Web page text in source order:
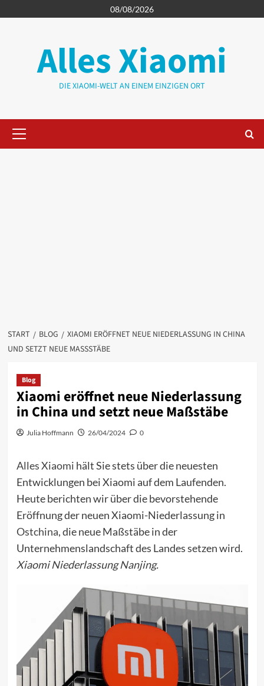
Inhalt
08/08/2026
Alles Xiaomi
DIE XIAOMI-WELT AN EINEM EINZIGEN ORT
Menü
START BLOG
XIAOMI ERÖFFNET NEUE NIEDERLASSUNG IN CHINA
UND SETZT NEUE MASSSTÄBE
Blog
Xiaomi eröffnet neue Niederlassung
in China und setzt neue Maßstäbe
Julia Hoffmann 26/04/2024 0
Alles Xiaomi hält Sie stets über die neuesten
Entwicklungen bei Xiaomi auf dem Laufenden.
Heute berichten wir über die bevorstehende
Eröffnung der neuen Xiaomi-Niederlassung in
Ostchina, die neue Maßstäbe in der
Unternehmenslandschaft des Landes setzen wird.
Xiaomi Niederlassung Nanjing.